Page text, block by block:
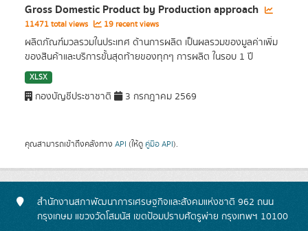
Gross Domestic Product by Production approach
11471 total views 19 recent views
ผลิตภัณฑ์มวลรวมในประเทศ ด้านการผลิต เป็นผลรวมของมูลค่าเพิ่ม
ของสินค้าและบริการขั้นสุดท้ายของทุกๆ การผลิต ในรอบ 1 ปี
XLSX
กองบัญชีประชาชาติ 3 กรกฎาคม 2569
คุณสามารถเข้าถึงคลังทาง API (ให้ดู คู่มือ API).
สำนักงานสภาพัฒนาการเศรษฐกิจและสังคมแห่งชาติ 962 ถนน
กรุงเกษม แขวงวัดโสมนัส เขตป้อมปราบศัตรูพ่าย กรุงเทพฯ 10100